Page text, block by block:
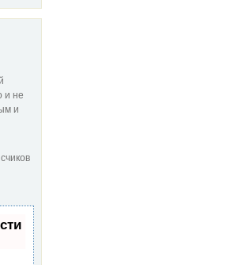
и не
и